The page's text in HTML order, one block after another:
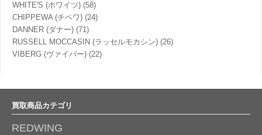
WHITE'S (ホワイツ) (58)
CHIPPEWA (チペワ) (24)
DANNER (ダナー) (71)
RUSSELL MOCCASIN (ラッセルモカシン) (26)
VIBERG (ヴァイバー) (22)
買取商品カテゴリ
REDWING